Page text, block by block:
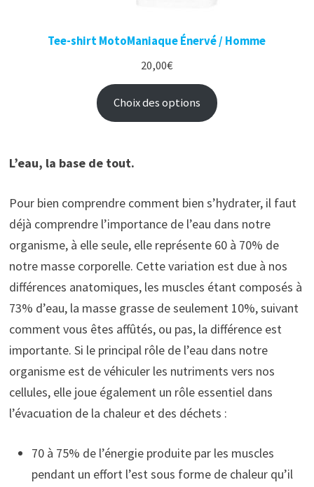
Tee-shirt MotoManiaque Énervé / Homme
20,00€
Choix des options
L’eau, la base de tout.
Pour bien comprendre comment bien s’hydrater, il faut
déjà comprendre l’importance de l’eau dans notre
organisme, à elle seule, elle représente 60 à 70% de
notre masse corporelle. Cette variation est due à nos
différences anatomiques, les muscles étant composés à
73% d’eau, la masse grasse de seulement 10%, suivant
comment vous êtes affûtés, ou pas, la différence est
importante. Si le principal rôle de l’eau dans notre
organisme est de véhiculer les nutriments vers nos
cellules, elle joue également un rôle essentiel dans
l’évacuation de la chaleur et des déchets :
70 à 75% de l’énergie produite par les muscles
pendant un effort l’est sous forme de chaleur qu’il